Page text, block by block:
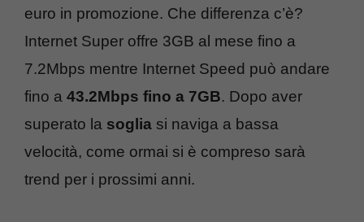
euro in promozione. Che differenza c’è?
Internet Super offre 3GB al mese fino a
7.2Mbps mentre Internet Speed può andare
fino a 43.2Mbps fino a 7GB. Dopo aver
superato la soglia si naviga a bassa
velocità, come ormai si è compreso sarà
trend per i prossimi anni.